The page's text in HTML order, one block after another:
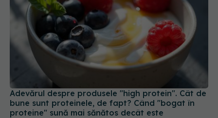
Adevărul despre produsele "high protein". Cât de
bune sunt proteinele, de fapt? Când "bogat în
proteine" sună mai sănătos decât este